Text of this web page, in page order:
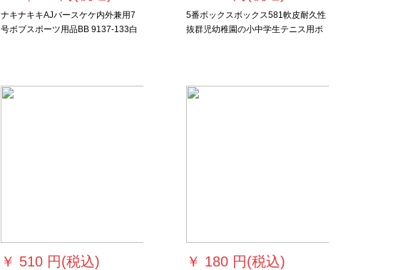
ナキナキキAJバースケケ内外兼用7
号ボブスポーツ用品BB 9137-133白
5番ボックスボックス581軟皮耐久性
抜群児幼稚園の小中学生テニス用ボ
￥ 510 円(税込) ￥ 180 円(税込)